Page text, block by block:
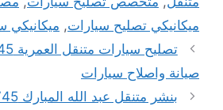
ميكانيكي تصليح سيارات, ميكانيكي
صيانة واصلاح سيارات